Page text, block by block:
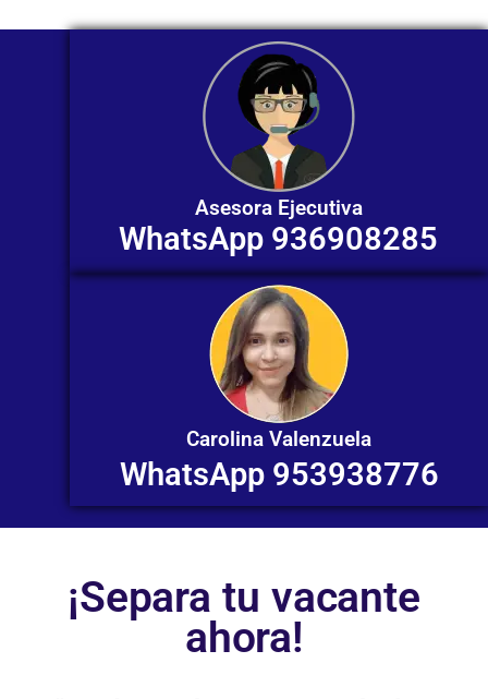
Asesora Ejecutiva
WhatsApp 936908285
Carolina Valenzuela
WhatsApp 953938776
¡Separa tu vacante
ahora!